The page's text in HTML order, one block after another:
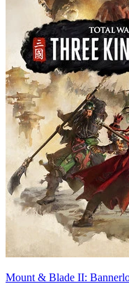
Mount & Blade II: